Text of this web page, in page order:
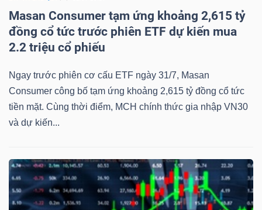
Masan Consumer tạm ứng khoảng 2,615 tỷ
đồng cổ tức trước phiên ETF dự kiến mua
2.2 triệu cổ phiếu
Ngay trước phiên cơ cấu ETF ngày 31/7, Masan
Consumer công bố tạm ứng khoảng 2,615 tỷ đồng cổ tức
tiền mặt. Cùng thời điểm, MCH chính thức gia nhập VN30
và dự kiến...